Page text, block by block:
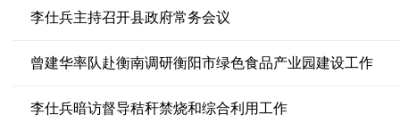
李仕兵主持召开县政府常务会议
曾建华率队赴衡南调研衡阳市绿色食品产业园建设工作
李仕兵暗访督导秸秆禁烧和综合利用工作